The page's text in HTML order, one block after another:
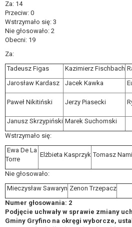
Za: 14
Przeciw: 0
Wstrzymało się: 3
Nie głosowało: 2
Obecni: 19
Za:
Tadeusz Figas
Kazimierz Fischbach
Jarosław Kardasz
Jacek Kawka
Paweł Nikitiński Jerzy Piasecki
Janusz Skrzypiński Marek Suchomski
Wstrzymało się:
Ewa De La
Torre
Elżbieta Kasprzyk Tomasz
Nie głosowało:
Mieczysław Sawaryn Zenon Trzepacz
Numer głosowania: 2
Podjęcie uchwały w sprawie zmiany
Gminy Gryfino na okręgi wyborcze,
przed jej cofnięciem.
Przysługuje Pani/Panu
Organem właściwym do
W zależności od sfery, w
osobowe, podanie danych
albo jest wymogiem
Pani/Pana dane nie będą
zautomatyzowanemu
również profilowaniu.